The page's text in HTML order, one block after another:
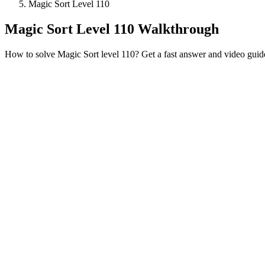
Magic Sort Level 110
Magic Sort Level 110 Walkthrough
How to solve Magic Sort level 110? Get a fast answer and video